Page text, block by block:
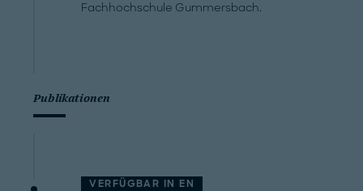
Fachhochschule Gummersbach.
Publikationen
VERFÜGBAR IN EN